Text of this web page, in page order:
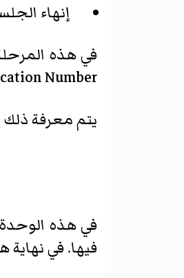
إنهاء
Number).
يتم معرفة ذلك
في هذه
فيها. في